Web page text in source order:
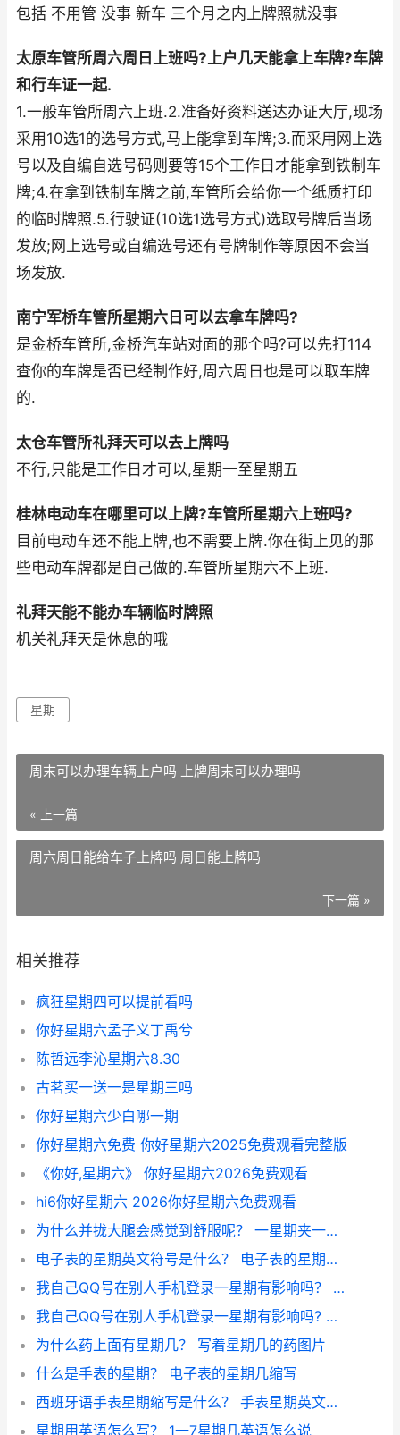
包括 不用管 没事 新车 三个月之内上牌照就没事
太原车管所周六周日上班吗?上户几天能拿上车牌?车牌
和行车证一起.
1.一般车管所周六上班.2.准备好资料送达办证大厅,现场
采用10选1的选号方式,马上能拿到车牌;3.而采用网上选
号以及自编自选号码则要等15个工作日才能拿到铁制车
牌;4.在拿到铁制车牌之前,车管所会给你一个纸质打印
的临时牌照.5.行驶证(10选1选号方式)选取号牌后当场
发放;网上选号或自编选号还有号牌制作等原因不会当
场发放.
南宁军桥车管所星期六日可以去拿车牌吗?
是金桥车管所,金桥汽车站对面的那个吗?可以先打114
查你的车牌是否已经制作好,周六周日也是可以取车牌
的.
太仓车管所礼拜天可以去上牌吗
不行,只能是工作日才可以,星期一至星期五
桂林电动车在哪里可以上牌?车管所星期六上班吗?
目前电动车还不能上牌,也不需要上牌.你在街上见的那
些电动车牌都是自己做的.车管所星期六不上班.
礼拜天能不能办车辆临时牌照
机关礼拜天是休息的哦
星期
周末可以办理车辆上户吗 上牌周末可以办理吗
« 上一篇
周六周日能给车子上牌吗 周日能上牌吗
下一篇 »
相关推荐
疯狂星期四可以提前看吗
你好星期六孟子义丁禹兮
陈哲远李沁星期六8.30
古茗买一送一是星期三吗
你好星期六少白哪一期
你好星期六免费 你好星期六2025免费观看完整版
《你好,星期六》 你好星期六2026免费观看
hi6你好星期六 2026你好星期六免费观看
为什么并拢大腿会感觉到舒服呢？ 一星期夹一次腿会怎样
电子表的星期英文符号是什么？ 电子表的星期几缩写
我自己QQ号在别人手机登录一星期有影响吗？ 怎么查自己qq被别人登了
我自己QQ号在别人手机登录一星期有影响吗? 怎么查自己qq被别人登了
为什么药上面有星期几？ 写着星期几的药图片
什么是手表的星期？ 电子表的星期几缩写
西班牙语手表星期缩写是什么？ 手表星期英文缩写对照表
星期用英语怎么写？ 1一7星期几英语怎么说